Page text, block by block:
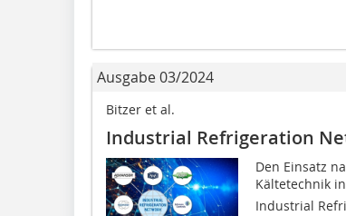
Ausgabe 03/2024
Bitzer et al.
Industrial Refrigeration
Den Einsatz
Kältetechnik
Industrial